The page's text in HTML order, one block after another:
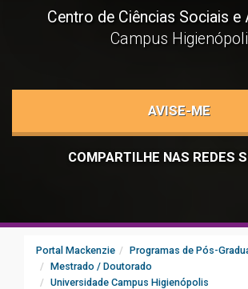
Centro de Ciências Sociais e
Campus
AVISE-ME
COMPARTILHE NAS REDES
Portal Mackenzie
Programas de Pós-
Mestrado / Doutorado
Universidade Campus Higienópolis